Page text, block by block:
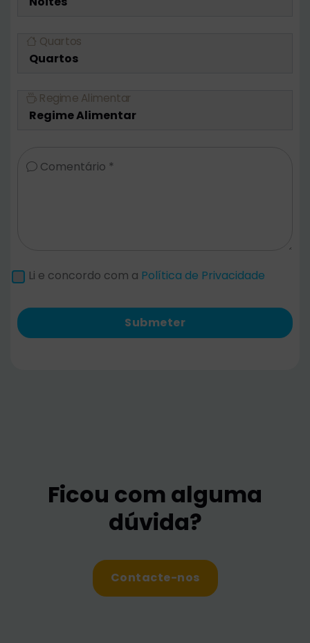
Quartos
Regime Alimentar
Comentário *
Li e concordo com a Política de Privacidade
Submeter
Ficou com alguma
dúvida?
Contacte-nos